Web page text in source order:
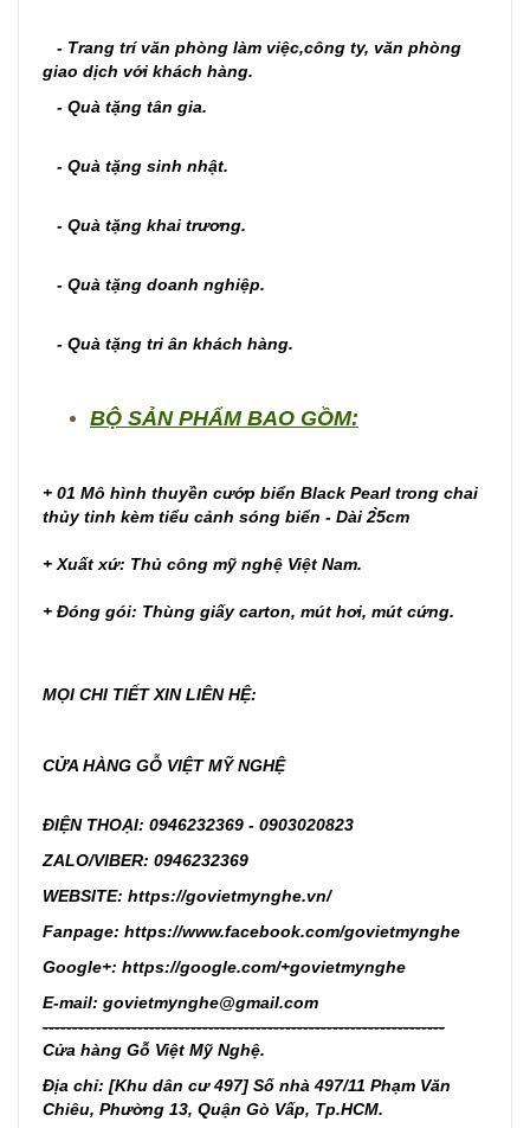
- Trang trí văn phòng làm việc,công ty, văn phòng
giao dịch với khách hàng.
- Quà tặng tân gia.
- Quà tặng sinh nhật.
- Quà tặng khai trương.
- Quà tặng doanh nghiệp.
- Quà tặng tri ân khách hàng.
BỘ SẢN PHẨM BAO GỒM:
+ 01 Mô hình thuyền cướp biển Black Pearl trong chai
thủy tinh kèm tiểu cảnh sóng biển - Dài 2̀̀5cm
+ Xuất xứ: Thủ công mỹ nghệ Việt Nam.
+ Đóng gói: Thùng giấy carton, mút hơi, mút cứng.
MỌI CHI TIẾT XIN LIÊN HỆ:
CỬA HÀNG GỖ VIỆT MỸ NGHỆ
ĐIỆN THOẠI: 0946232369 - 0903020823
ZALO/VIBER: 0946232369
WEBSITE: https://govietmynghe.vn/
Fanpage: https://www.facebook.com/govietmynghe
Google+: https://google.com/+govietmynghe
E-mail: govietmynghe@gmail.com
--------------------------------------------------------------------
Cửa hàng Gỗ Việt Mỹ Nghệ.
Địa chỉ: [Khu dân cư 497] Số nhà 497/11 Phạm Văn
Chiêu, Phường 13, Quận Gò Vấp, Tp.HCM.